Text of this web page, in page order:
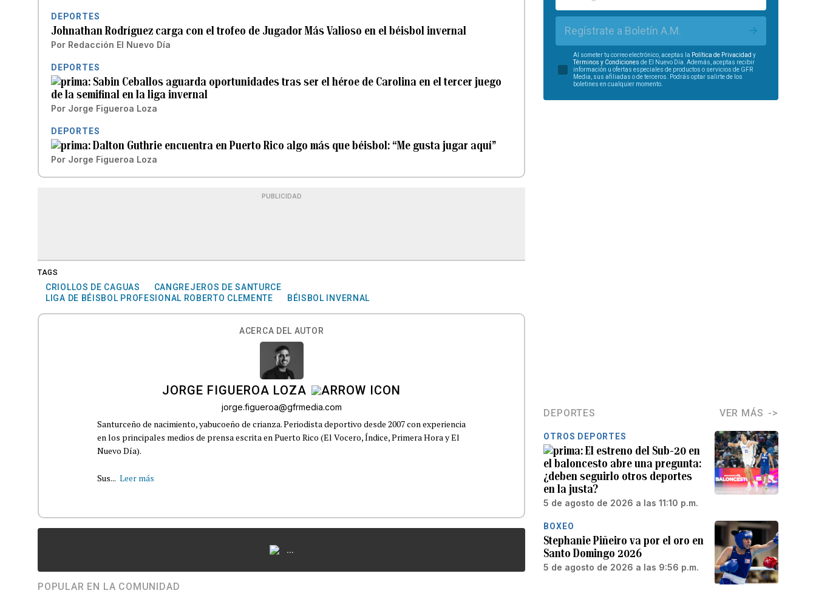
DEPORTES
Johnathan Rodríguez carga con el trofeo de Jugador Más Valioso en el béisbol invernal
Por Redacción El Nuevo Día
DEPORTES
Sabin Ceballos aguarda oportunidades tras ser el héroe de Carolina en el tercer juego
de la semifinal en la liga invernal
Por Jorge Figueroa Loza
DEPORTES
Dalton Guthrie encuentra en Puerto Rico algo más que béisbol: “Me gusta jugar aquí”
Por Jorge Figueroa Loza
PUBLICIDAD
TAGS
CRIOLLOS DE CAGUAS
CANGREJEROS DE SANTURCE
LIGA DE BÉISBOL PROFESIONAL ROBERTO CLEMENTE
BÉISBOL INVERNAL
ACERCA DEL AUTOR
JORGE FIGUEROA LOZA
jorge.figueroa@gfrmedia.com
Santurceño de nacimiento, yabucoeño de crianza. Periodista deportivo desde 2007 con experiencia
en los principales medios de prensa escrita en Puerto Rico (El Vocero, Índice, Primera Hora y El
Nuevo Día).
Sus... Leer más
...
POPULAR EN LA COMUNIDAD
Regístrate a Boletín A.M.
Al someter tu correo electrónico, aceptas la Política de Privacidad y
Términos y Condiciones de El Nuevo Día. Además, aceptas recibir
información u ofertas especiales de productos o servicios de GFR
Media, sus afiliadas o de terceros. Podrás optar salirte de los
boletines en cualquier momento.
DEPORTES VER MÁS
OTROS DEPORTES
El estreno del Sub-20 en
el baloncesto abre una pregunta:
¿deben seguirlo otros deportes
en la justa?
5 de agosto de 2026 a las 11:10 p.m.
BOXEO
Stephanie Piñeiro va por el oro en
Santo Domingo 2026
5 de agosto de 2026 a las 9:56 p.m.